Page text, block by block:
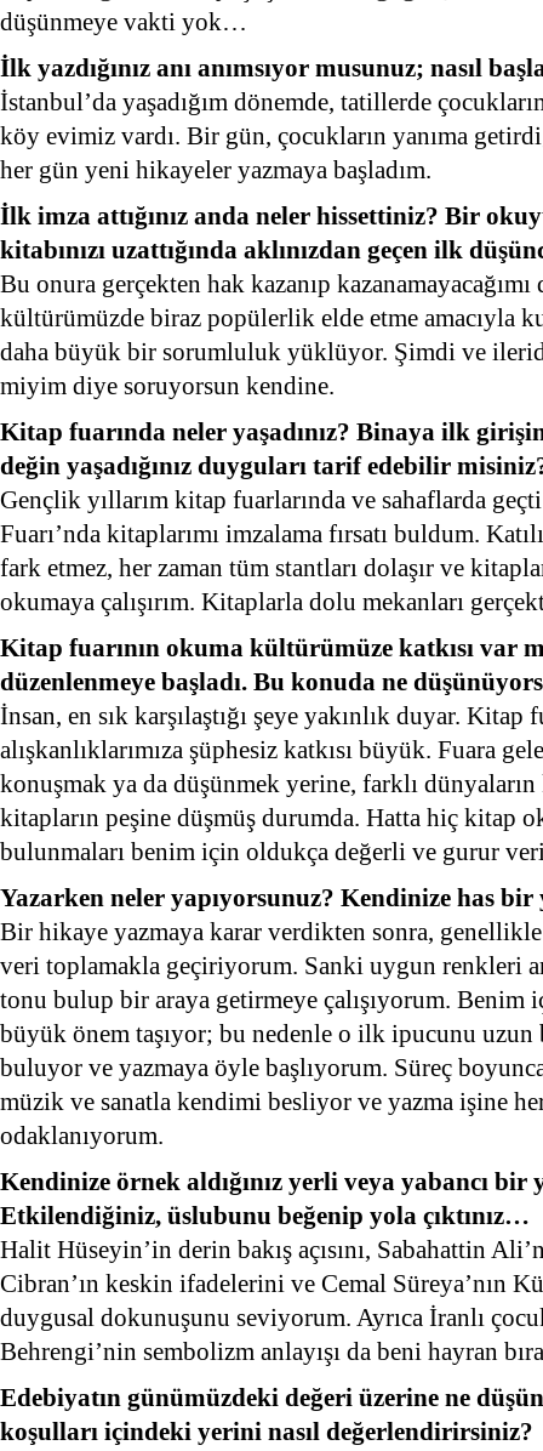
düşünmeye vakti yok…
İlk yazdığınız anı anımsıyor musunuz; nasıl
İstanbul’da yaşadığım dönemde, tatillerde
köy evimiz vardı. Bir gün, çocukların yanıma
her gün yeni hikayeler yazmaya başladım.
İlk imza attığınız anda neler hissettiniz? Bir
kitabınızı uzattığında aklınızdan geçen ilk
Bu onura gerçekten hak kazanıp
kültürümüzde biraz popülerlik elde etme amacıyla
daha büyük bir sorumluluk yüklüyor. Şimdi ve
miyim diye soruyorsun kendine.
Kitap fuarında neler yaşadınız? Binaya ilk
değin yaşadığınız duyguları tarif edebilir
Gençlik yıllarım kitap fuarlarında ve sahaflarda
Fuarı’nda kitaplarımı imzalama fırsatı buldum.
fark etmez, her zaman tüm stantları dolaşır ve
okumaya çalışırım. Kitaplarla dolu mekanları
Kitap fuarının okuma kültürümüze katkısı var
düzenlenmeye başladı. Bu konuda ne
İnsan, en sık karşılaştığı şeye yakınlık duyar. Kitap
alışkanlıklarımıza şüphesiz katkısı büyük. Fuara
konuşmak ya da düşünmek yerine, farklı dünyaların
kitapların peşine düşmüş durumda. Hatta hiç kitap
bulunmaları benim için oldukça değerli ve gurur
Yazarken neler yapıyorsunuz? Kendinize has
Bir hikaye yazmaya karar verdikten sonra,
veri toplamakla geçiriyorum. Sanki uygun renkleri
tonu bulup bir araya getirmeye çalışıyorum.
büyük önem taşıyor; bu nedenle o ilk ipucunu uzun
buluyor ve yazmaya öyle başlıyorum. Süreç
müzik ve sanatla kendimi besliyor ve yazma işine
odaklanıyorum.
Kendinize örnek aldığınız yerli veya yabancı bir
Etkilendiğiniz, üslubunu beğenip yola çıktınız…
Halit Hüseyin’in derin bakış açısını, Sabahattin
Cibran’ın keskin ifadelerini ve Cemal Süreya’nın
duygusal dokunuşunu seviyorum. Ayrıca İranlı
Behrengi’nin sembolizm anlayışı da beni hayran
Edebiyatın günümüzdeki değeri üzerine ne
koşulları içindeki yerini nasıl değerlendirirsiniz?